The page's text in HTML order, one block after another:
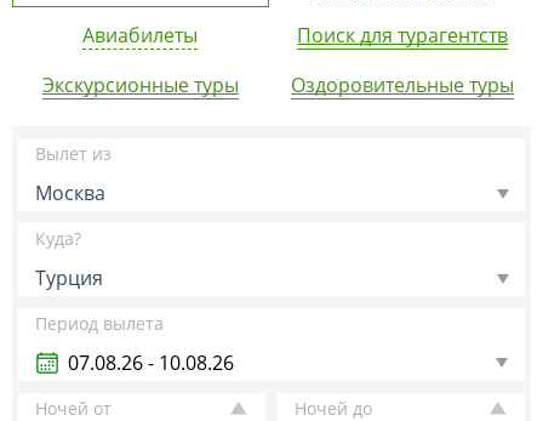
Авиабилеты
Поиск для турагентств
Экскурсионные туры
Оздоровительные туры
Вылет из
Москва
Куда?
Турция
Период вылета
Ночей от Ночей до